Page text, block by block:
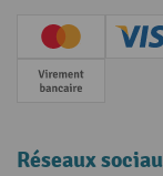
Creditcard
Paiement
Réseaux